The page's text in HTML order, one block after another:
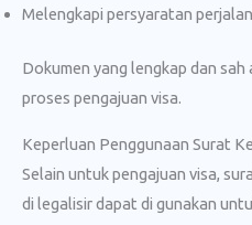
Melengkapi persyaratan
Dokumen yang lengkap dan
proses pengajuan visa.
Keperluan Penggunaan Surat
Selain untuk pengajuan visa,
di legalisir dapat di gunakan